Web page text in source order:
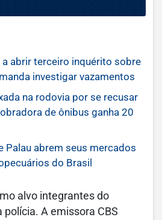
abrir terceiro inquérito sobre
investigar vazamentos
na rodovia por se recusar
de ônibus ganha 20
Palau abrem seus mercados
do Brasil
alvo integrantes do
polícia. A emissora CBS